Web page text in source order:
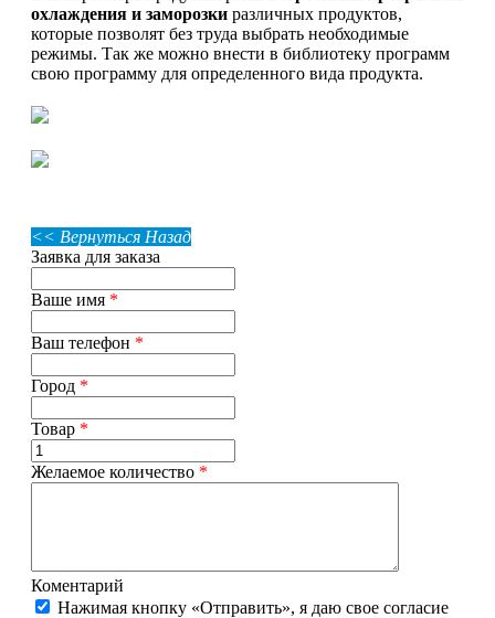
охлаждения и заморозки различных продуктов,
которые позволят без труда выбрать необходимые
режимы. Так же можно внести в библиотеку программ
свою программу для определенного вида продукта.
<< Вернуться Назад
Заявка для заказа
Ваше имя *
Ваш телефон *
Город *
Товар *
Желаемое количество *
Коментарий
Нажимая кнопку «Отправить», я даю свое согласие